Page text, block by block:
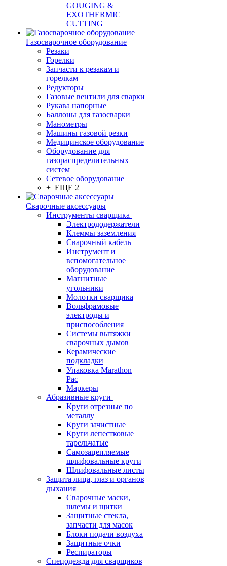
GOUGING &
EXOTHERMIC
CUTTING
Газосварочное оборудование
Резаки
Горелки
Запчасти к резакам и
горелкам
Редукторы
Газовые вентили для сварки
Рукава напорные
Баллоны для газосварки
Манометры
Машины газовой резки
Медицинское оборудование
Оборудование для
газораспределительных
систем
Сетевое оборудование
+ ЕЩЕ 2
Сварочные аксессуары
Инструменты сварщика
Электрододержатели
Клеммы заземления
Сварочный кабель
Инструмент и
вспомогательное
оборудование
Магнитные
угольники
Молотки сварщика
Вольфрамовые
электроды и
приспособления
Системы вытяжки
сварочных дымов
Керамические
подкладки
Упаковка Marathon
Pac
Маркеры
Абразивные круги
Круги отрезные по
металлу
Круги зачистные
Круги лепестковые
тарельчатые
Самозацепляемые
шлифовальные круги
Шлифовальные листы
Защита лица, глаз и органов
дыхания
Сварочные маски,
шлемы и щитки
Защитные стекла,
запчасти для масок
Блоки подачи воздуха
Защитные очки
Респираторы
Спецодежда для сварщиков